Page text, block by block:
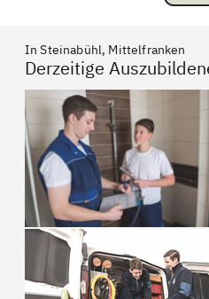
In Steinabühl, Mittelfranken
Derzeitige